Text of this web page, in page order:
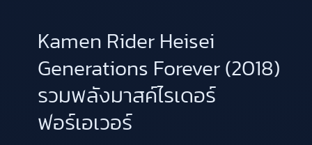
Kamen Rider Heisei
Generations Forever (2018)
รวมพลังมาสค์ไรเดอร์
ฟอร์เอเวอร์